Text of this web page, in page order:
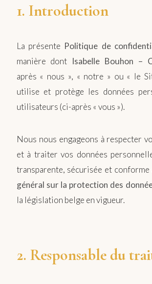
1. Introduction
La présente Politique de
manière dont Isabelle Bouhon –
après « nous », « notre » ou « le
utilise et protège les données
utilisateurs (ci-après « vous »).
Nous nous engageons à respecter
et à traiter vos données
transparente, sécurisée et conforme
général sur la protection des
la législation belge en vigueur.
2. Responsable du